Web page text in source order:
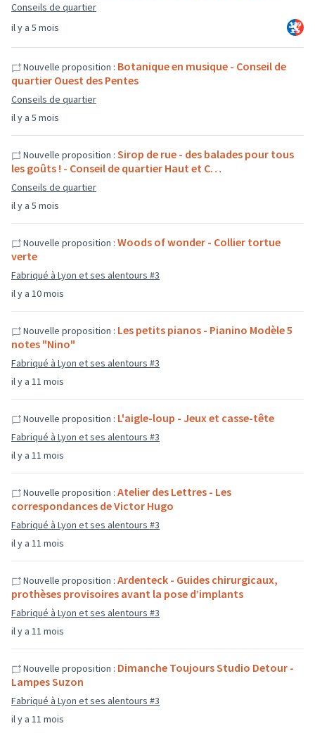
il y a 5 mois
Conseils de quartier
il y a 5 mois
Nouvelle proposition : Botanique en musique - Conseil de
quartier Ouest des Pentes
Conseils de quartier
il y a 5 mois
Nouvelle proposition : Sirop de rue - des balades pour tous
les goûts ! - Conseil de quartier Haut et C…
Conseils de quartier
il y a 10 mois
Nouvelle proposition : Woods of wonder - Collier tortue
verte
Fabriqué à Lyon et ses alentours #3
il y a 11 mois
Nouvelle proposition : Les petits pianos - Pianino Modèle 5
notes "Nino"
Fabriqué à Lyon et ses alentours #3
il y a 11 mois
Nouvelle proposition : L'aigle-loup - Jeux et casse-tête
Fabriqué à Lyon et ses alentours #3
il y a 11 mois
Nouvelle proposition : Atelier des Lettres - Les
correspondances de Victor Hugo
Fabriqué à Lyon et ses alentours #3
il y a 11 mois
Nouvelle proposition : Ardenteck - Guides chirurgicaux,
prothèses provisoires avant la pose d’implants
Fabriqué à Lyon et ses alentours #3
il y a 11 mois
Nouvelle proposition : Dimanche Toujours Studio Detour -
Lampes Suzon
Fabriqué à Lyon et ses alentours #3